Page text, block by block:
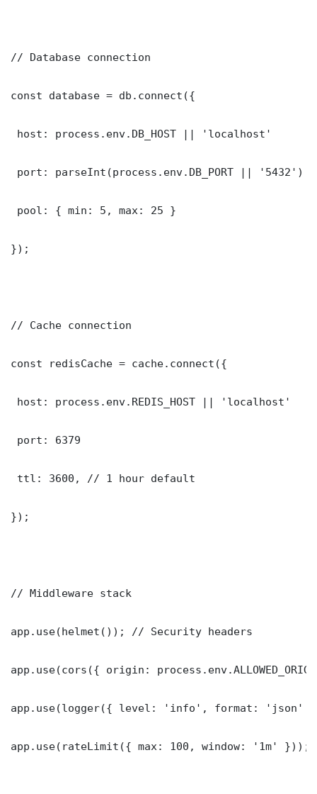
// Database connection
const database = db.connect({
host: process.env.DB_HOST || 'localhost'
port: parseInt(process.env.DB_PORT || '5432')
pool: { min: 5, max: 25 }
});
// Cache connection
const redisCache = cache.connect({
host: process.env.REDIS_HOST || 'localhost'
port: 6379
ttl: 3600, // 1 hour default
});
// Middleware stack
app.use(helmet()); // Security headers
app.use(cors({ origin:
app.use(logger({ level: 'info', format: 'json'
app.use(rateLimit({ max: 100, window: '1m' }));